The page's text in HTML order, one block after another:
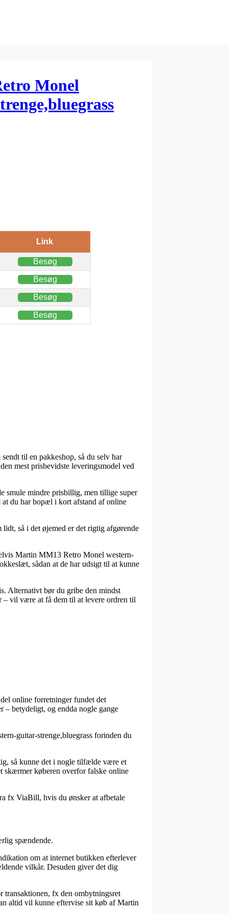
Monel
Link
Besøg
Besøg
Besøg
Besøg
til en pakkeshop, så du selv har
mest prisbevidste leveringsmodel ved
smule mindre prisbillig, men tillige super
du har bopæl i kort afstand af online
så i det øjemed er det rigtig afgørende
Martin MM13 Retro Monel western-
sådan at de har udsigt til at kunne
Alternativt bør du gribe den mindst
– vil være at få dem til at levere ordren til
online forretninger fundet det
– betydeligt, og endda nogle gange
guitar-strenge,bluegrass forinden du
så kunne det i nogle tilfælde være et
skærmer køberen overfor falske online
fx ViaBill, hvis du ønsker at afbetale
spændende.
om at internet butikken efterlever
vilkår. Desuden giver det dig
transaktionen, fx den ombytningsret
altid vil kunne eftervise sit køb af Martin